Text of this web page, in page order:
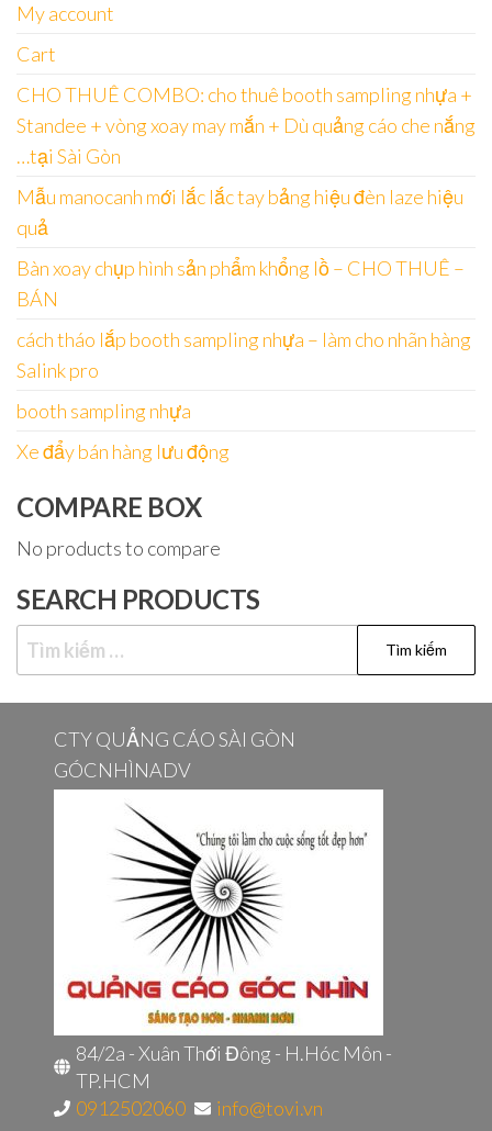
My account
Cart
CHO THUÊ COMBO: cho thuê booth sampling nhựa +
Standee + vòng xoay may mắn + Dù quảng cáo che nắng
…tại Sài Gòn
Mẫu manocanh mới lắc lắc tay bảng hiệu đèn laze hiệu
quả
Bàn xoay chụp hình sản phẩm khổng lồ – CHO THUÊ –
BÁN
cách tháo lắp booth sampling nhựa – làm cho nhãn hàng
Salink pro
booth sampling nhựa
Xe đẩy bán hàng lưu động
COMPARE BOX
No products to compare
SEARCH PRODUCTS
Tìm
kiếm
cho:
CTY QUẢNG CÁO SÀI GÒN
GÓCNHÌNADV
84/2a - Xuân Thới Đông - H.Hóc Môn -
TP.HCM
0912502060
info@tovi.vn